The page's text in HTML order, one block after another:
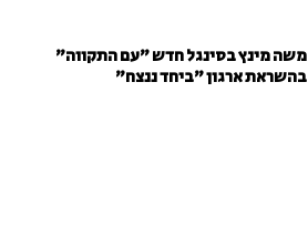
משה מינץ בסינגל חדש ״עם התקווה״
בהשראת ארגון "ביחד ננצח"